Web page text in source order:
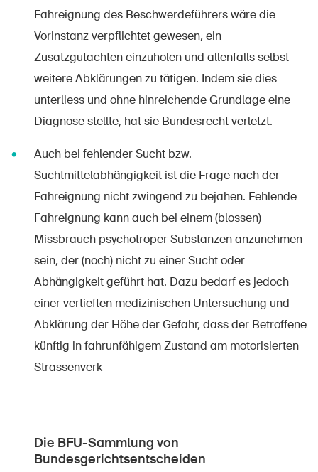
Fahreignung des Beschwerdeführers wäre die
Vorinstanz verpflichtet gewesen, ein
Zusatzgutachten einzuholen und allenfalls selbst
weitere Abklärungen zu tätigen. Indem sie dies
unterliess und ohne hinreichende Grundlage eine
Diagnose stellte, hat sie Bundesrecht verletzt.
Auch bei fehlender Sucht bzw.
Suchtmittelabhängigkeit ist die Frage nach der
Fahreignung nicht zwingend zu bejahen. Fehlende
Fahreignung kann auch bei einem (blossen)
Missbrauch psychotroper Substanzen anzunehmen
sein, der (noch) nicht zu einer Sucht oder
Abhängigkeit geführt hat. Dazu bedarf es jedoch
einer vertieften medizinischen Untersuchung und
Abklärung der Höhe der Gefahr, dass der Betroffene
künftig in fahrunfähigem Zustand am motorisierten
Strassenverk
Die BFU-Sammlung von
Bundesgerichtsentscheiden